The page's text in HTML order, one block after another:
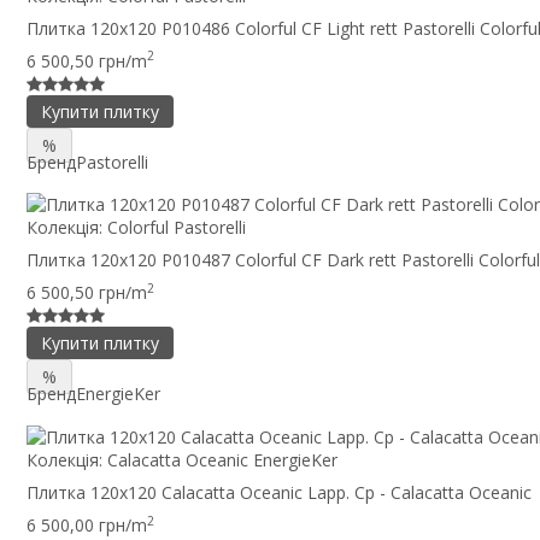
Плитка 120x120 P010486 Colorful CF Light rett Pastorelli Colorful
6 500,50 грн/m2
Купити плитку
%
БрендPastorelli
Колекція: Colorful Pastorelli
Плитка 120x120 P010487 Colorful CF Dark rett Pastorelli Colorful
6 500,50 грн/m2
Купити плитку
%
БрендEnergieKer
Колекція: Calacatta Oceanic EnergieKer
Плитка 120x120 Calacatta Oceanic Lapp. Cp - Calacatta Oceanic
6 500,00 грн/m2